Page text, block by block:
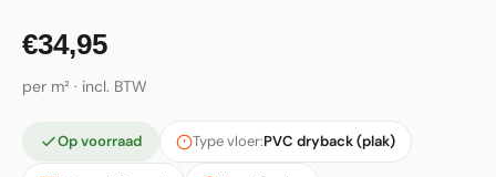
€34,95
per m² · incl. BTW
Op voorraad Type vloer:PVC dryback (plak)